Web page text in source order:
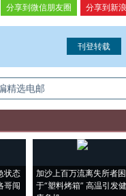
分享到新
分享到微信朋友圈
精选电邮
状态
哥闯
加沙上百万流离失所者困
于“塑料烤箱” 高温引发健